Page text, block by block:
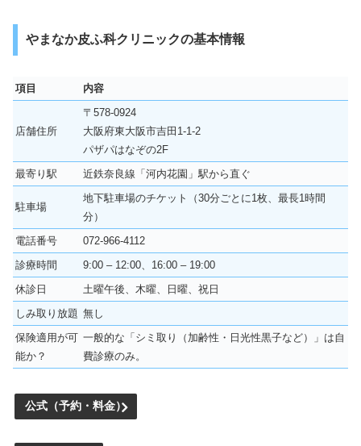
やまなか皮ふ科クリニックの基本情報
項目 内容
店舗住所
〒578-0924
大阪府東大阪市吉田1-1-2
パザパはなぞの2F
最寄り駅
近鉄奈良線「河内花園」駅から直ぐ
駐車場
地下駐車場のチケット（30分ごとに1枚、最長1時間
分）
電話番号
072-966-4112
診療時間
9:00 – 12:00、16:00 – 19:00
休診日
土曜午後、木曜、日曜、祝日
しみ取り放題 無し
保険適用が可
能か？
一般的な「シミ取り（加齢性・日光性黒子など）」は自
費診療のみ。
公式（予約・料金）